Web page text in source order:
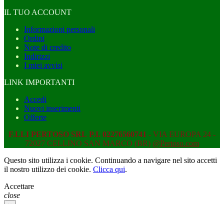
IL TUO ACCOUNT
Informazioni personali
Ordini
Note di credito
Indirizzi
I miei avvisi
LINK IMPORTANTI
Accedi
Nuovi inserimenti
Offerte
F.LLI PERTOSO SRL P.I. 02276560741 - VIA EUROPA 24 -
72027 CELLINO SAN MARCO (BR) @Pertoso.com
Questo sito utilizza i cookie. Continuando a navigare nel sito accetti
il nostro utilizzo dei cookie. Clicca qui.
Accettare
close